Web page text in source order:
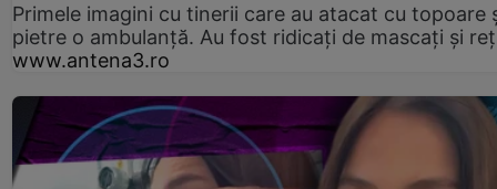
Primele imagini cu tinerii care au atacat cu topoare
pietre o ambulanță. Au fost ridicați de mascați și
www.antena3.ro